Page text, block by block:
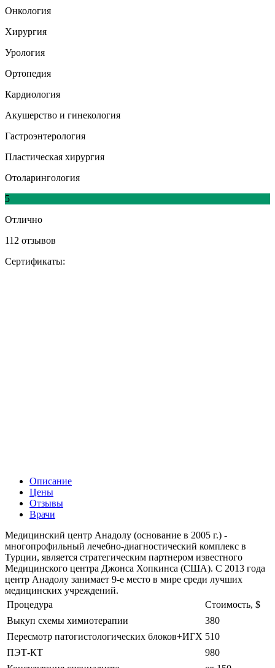
Онкология
Хирургия
Урология
Ортопедия
Кардиология
Акушерство и гинекология
Гастроэнтерология
Пластическая хирургия
Отоларингология
5
Отлично
112 отзывов
Сертификаты:
Описание
Цены
Отзывы
Врачи
Медицинский центр Анадолу (основание в 2005 г.) -
многопрофильный лечебно-диагностический комплекс в
Турции, является стратегическим партнером известного
Медицинского центра Джонса Хопкинса (США). С 2013 года
центр Анадолу занимает 9-е место в мире среди лучших
медицинских учреждений.
Процедура
Стоимость, $
Выкуп схемы химиотерапии
380
Пересмотр патогистологических блоков+ИГХ 510
ПЭТ-КТ
980